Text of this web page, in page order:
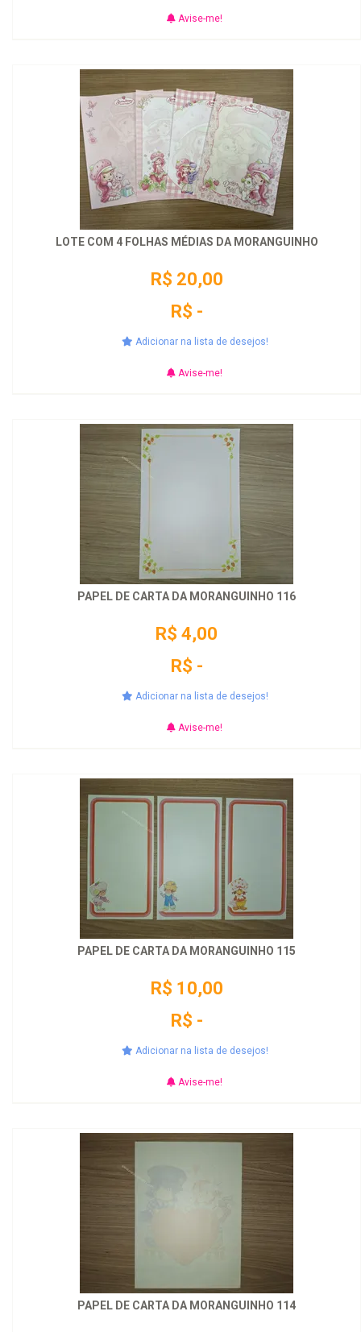
Avise-me!
LOTE COM 4 FOLHAS MÉDIAS DA MORANGUINHO
R$ 20,00
R$ -
Adicionar na lista de desejos!
Avise-me!
PAPEL DE CARTA DA MORANGUINHO 116
R$ 4,00
R$ -
Adicionar na lista de desejos!
Avise-me!
PAPEL DE CARTA DA MORANGUINHO 115
R$ 10,00
R$ -
Adicionar na lista de desejos!
Avise-me!
PAPEL DE CARTA DA MORANGUINHO 114